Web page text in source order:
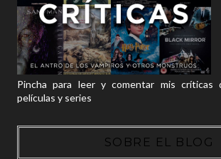
Pincha para leer y comentar mis críticas
películas y series
SOBRE EL BLOG